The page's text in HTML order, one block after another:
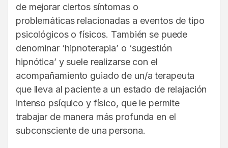
de mejorar ciertos síntomas o
problemáticas relacionadas a eventos de tipo
psicológicos o físicos. También se puede
denominar ‘hipnoterapia’ o ‘sugestión
hipnótica’ y suele realizarse con el
acompañamiento guiado de un/a terapeuta
que lleva al paciente a un estado de relajación
intenso psíquico y físico, que le permite
trabajar de manera más profunda en el
subconsciente de una persona.